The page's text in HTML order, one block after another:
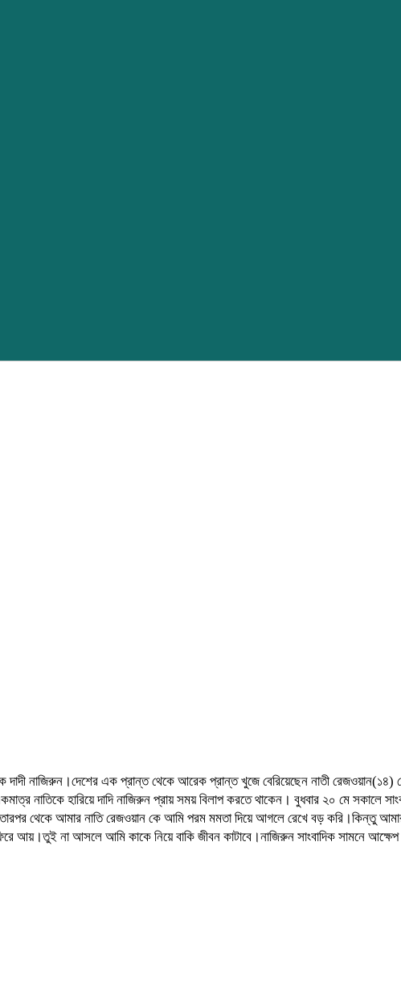
দাদী নাজিরুন।দেশের এক প্রান্ত থেকে আরেক প্রান্ত খুজে বেরিয়েছেন নাতী
নাতিকে হারিয়ে দাদি নাজিরুন প্রায় সময় বিলাপ করতে থাকেন। বুধবার ২০ মে
থেকে আমার নাতি রেজওয়ান কে আমি পরম মমতা দিয়ে আগলে রেখে বড় করি।কিন্তু
আয়।তুই না আসলে আমি কাকে নিয়ে বাকি জীবন কাটাবে।নাজিরুন সাংবাদিক সামনে